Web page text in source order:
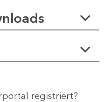
registriert?